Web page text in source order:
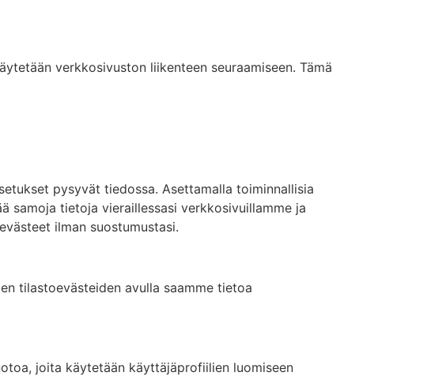
verkkosivuston liikenteen seuraamiseen. Tämä
pysyvät tiedossa. Asettamalla toiminnallisia
samoja tietoja vieraillessasi verkkosivuillamme ja
ilman suostumustasi.
tilastoevästeiden avulla saamme tietoa
joita käytetään käyttäjäprofiilien luomiseen